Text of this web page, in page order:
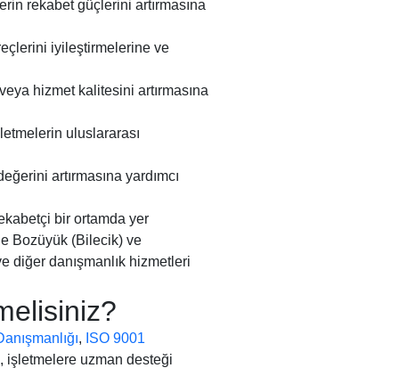
rekabet güçlerini artırmasına
iyileştirmelerine ve
hizmet kalitesini artırmasına
uluslararası
artırmasına yardımcı
bir ortamda yer
Bozüyük (Bilecik) ve
diğer danışmanlık hizmetleri
, ISO 9001
işletmelere uzman desteği